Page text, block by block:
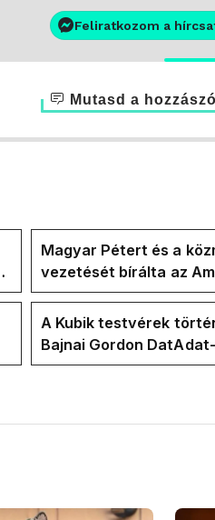
Feliratkozom a
Mutasd a
Magyar Pétert és a
vezetését bírálta az
International a
A Kubik testvérek
Bajnai Gordon
az ECDA-n át Magyar